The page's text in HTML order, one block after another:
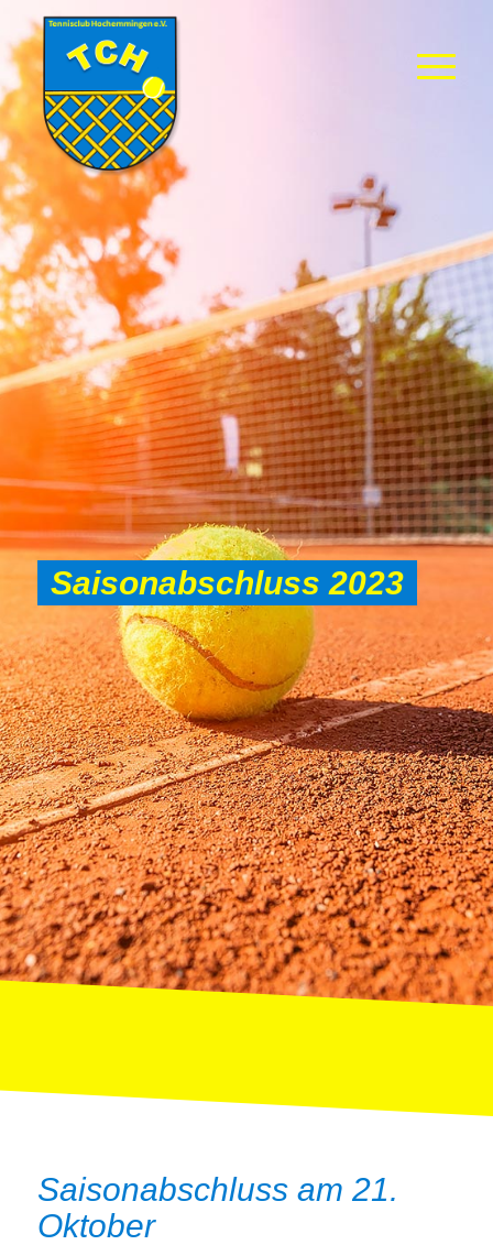
Saisonabschluss 2023
Saisonabschluss am 21.
Oktober